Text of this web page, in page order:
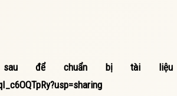
để chuẩn bị tài